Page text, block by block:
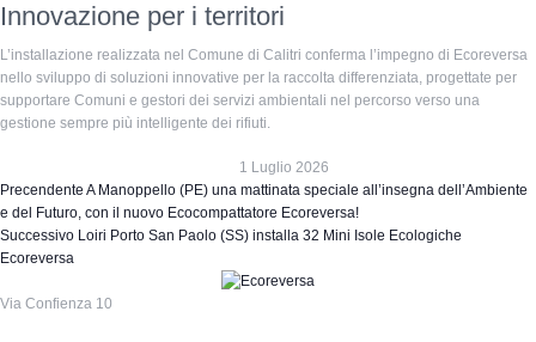
Innovazione per i territori
L’installazione realizzata nel Comune di Calitri conferma l’impegno di Ecoreversa
nello sviluppo di soluzioni innovative per la raccolta differenziata, progettate per
supportare Comuni e gestori dei servizi ambientali nel percorso verso una
gestione sempre più intelligente dei rifiuti.
1 Luglio 2026
Precendente A Manoppello (PE) una mattinata speciale all’insegna dell’Ambiente
e del Futuro, con il nuovo Ecocompattatore Ecoreversa!
Successivo Loiri Porto San Paolo (SS) installa 32 Mini Isole Ecologiche
Ecoreversa
Via Confienza 10